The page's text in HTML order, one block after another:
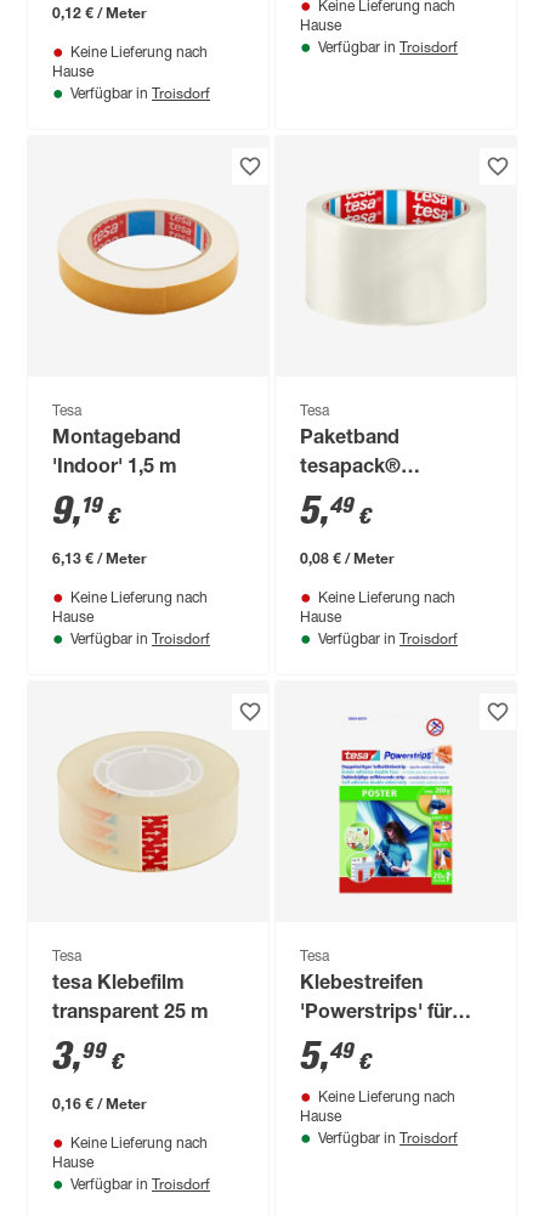
0,12 € / Meter
Keine Lieferung nach
Hause
Verfügbar in Troisdorf
Keine Lieferung nach
Hause
Verfügbar in Troisdorf
Tesa
Montageband
'Indoor' 1,5 m
9,19 €
6,13 € / Meter
Keine Lieferung nach
Hause
Verfügbar in Troisdorf
Tesa
Paketband
tesapack®
'Solid&Strong' 50
mm x 66 m
transparent
5,49 €
0,08 € / Meter
Keine Lieferung nach
Hause
Verfügbar in Troisdorf
Tesa
tesa Klebefilm
transparent 25 m
3,99 €
0,16 € / Meter
Keine Lieferung nach
Hause
Verfügbar in Troisdorf
Tesa
Klebestreifen
'Powerstrips' für
Poster 1,5 x 4,5 cm
20 Stück
5,49 €
Keine Lieferung nach
Hause
Verfügbar in Troisdorf